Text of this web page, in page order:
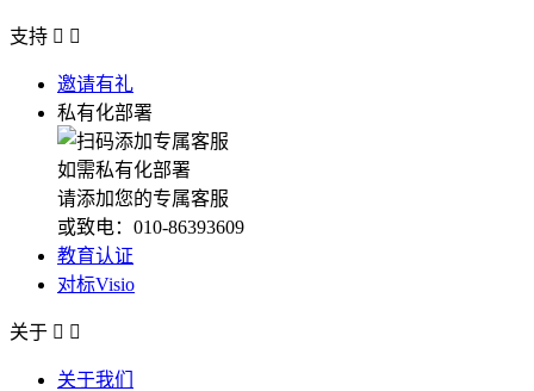
支持  
邀请有礼
私有化部署
如需私有化部署
请添加您的专属客服
或致电：010-86393609
教育认证
对标Visio
关于  
关于我们